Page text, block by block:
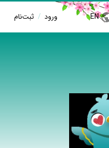
EN ورود / ثبت‌نام